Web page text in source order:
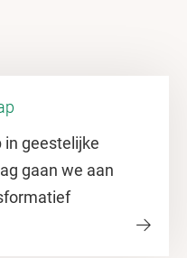
geestelijke
gaan we aan